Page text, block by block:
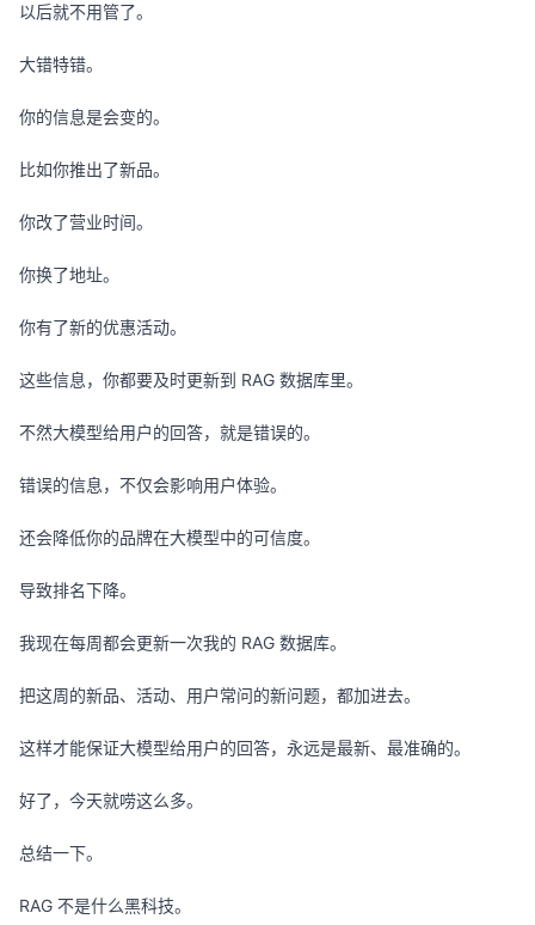
以后就不用管了。
大错特错。
你的信息是会变的。
比如你推出了新品。
你改了营业时间。
你换了地址。
你有了新的优惠活动。
这些信息，你都要及时更新到 RAG 数据库里。
不然大模型给用户的回答，就是错误的。
错误的信息，不仅会影响用户体验。
还会降低你的品牌在大模型中的可信度。
导致排名下降。
我现在每周都会更新一次我的 RAG 数据库。
把这周的新品、活动、用户常问的新问题，都加进去。
这样才能保证大模型给用户的回答，永远是最新、最准确的。
好了，今天就唠这么多。
总结一下。
RAG 不是什么黑科技。